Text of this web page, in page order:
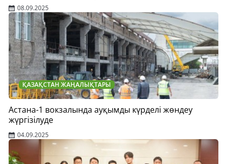
08.09.2025
ҚАЗАҚСТАН ЖАҢАЛЫҚТАРЫ
Астана-1 вокзалында ауқымды күрделі жөндеу
жүргізілуде
04.09.2025